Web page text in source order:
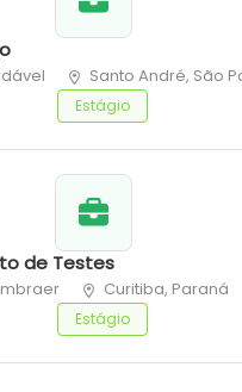
Santo André, São
Estágio
de Testes
Curitiba, Paraná
Estágio